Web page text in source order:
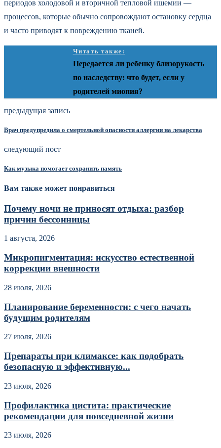
периодов холодовой и вторичной тепловой ишемии —
процессов, которые обычно сопровождают остановку сердца
и часто приводят к повреждению тканей.
Читать также:
Передается ли ребенку близорукость
по наследству: что будет, если у
родителей миопия?
предыдущая запись
Врач предупредила о смертельной опасности аллергии на лекарства
следующий пост
Как музыка помогает сохранить память
Вам также может понравиться
Почему ночи не приносят отдыха: разбор
причин бессонницы
1 августа, 2026
Микропигментация: искусство естественной
коррекции внешности
28 июля, 2026
Планирование беременности: с чего начать
будущим родителям
27 июля, 2026
Препараты при климаксе: как подобрать
безопасную и эффективную...
23 июля, 2026
Профилактика цистита: практические
рекомендации для повседневной жизни
23 июля, 2026